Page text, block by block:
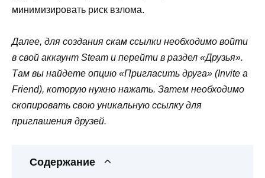
минимизировать риск взлома.
Далее, для создания скам ссылки необходимо войти
в свой аккаунт Steam и перейти в раздел «Друзья».
Там вы найдете опцию «Пригласить друга» (Invite a
Friend), которую нужно нажать. Затем необходимо
скопировать свою уникальную ссылку для
приглашения друзей.
Содержание